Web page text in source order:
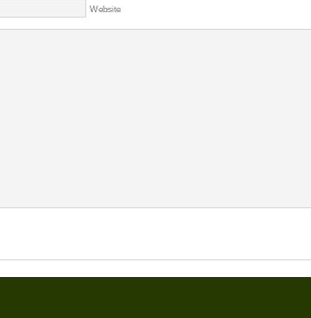
Website